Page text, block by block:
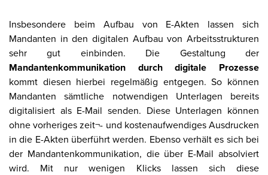
Insbesondere beim Aufbau von E-Akten lassen sich
Mandanten in den digitalen Aufbau von Arbeitsstrukturen
sehr gut einbinden. Die Gestaltung der
Mandantenkommunikation durch digitale Prozesse
kommt diesen hierbei regelmäßig entgegen. So können
Mandanten sämtliche notwendigen Unterlagen bereits
digitalisiert als E-Mail senden. Diese Unterlagen können
ohne vorheriges zeit¬- und kostenaufwendiges Ausdrucken
in die E-Akten überführt werden. Ebenso verhält es sich bei
der Mandantenkommunikation, die über E-Mail absolviert
wird. Mit nur wenigen Klicks lassen sich diese